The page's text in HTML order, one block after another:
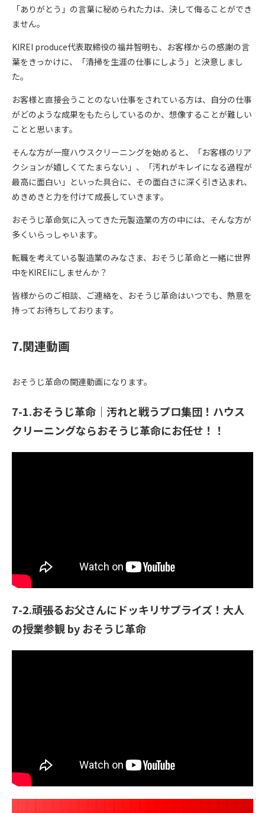
「ありがとう」の言葉に秘められた力は、決して侮ることができ
ません。
KIREI produce代表取締役の福井智明も、お客様からの感謝の言
葉をきっかけに、「清掃を生涯の仕事にしよう」と決意しまし
た。
お客様と直接会うことのない仕事をされている方は、自分の仕事
がどのような成果をもたらしているのか、想像することが難しい
ことと思います。
そんな方が一度ハウスクリーニングを始めると、「お客様のリア
クションが嬉しくてたまらない」、「汚れがキレイになる過程が
最高に面白い」といった具合に、その面白さに深く引き込まれ、
めきめきと力を付けて成長していきます。
おそうじ革命気に入ってきた元製造業の方の中には、そんな方が
多くいらっしゃいます。
転職を考えている製造業のみなさま、おそうじ革命と一緒に世界
中をKIREIにしませんか？
皆様からのご相談、ご連絡を、おそうじ革命はいつでも、熱意を
持ってお待ちしております。
7.関連動画
おそうじ革命の関連動画になります。
7-1.おそうじ革命｜汚れと戦うプロ集団！ハウス
クリーニングならおそうじ革命にお任せ！！
7-2.頑張るお父さんにドッキリサプライズ！大人
の授業参観 by おそうじ革命